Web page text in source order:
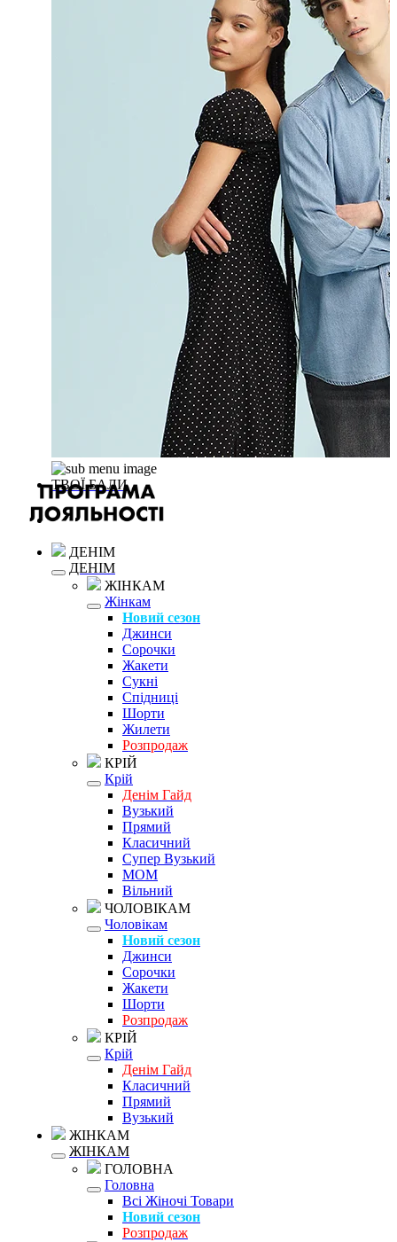
ТВОЇ БАЛИ
ДЕНІМ
ДЕНІМ
ЖІНКАМ
Жінкам
Новий сезон
Джинси
Сорочки
Жакети
Сукні
Спідниці
Шорти
Жилети
Розпродаж
КРІЙ
Крій
Денім Гайд
Вузький
Прямий
Класичний
Супер Вузький
MOM
Вільний
ЧОЛОВІКАМ
Чоловікам
Новий сезон
Джинси
Сорочки
Жакети
Шорти
Розпродаж
КРІЙ
Крій
Денім Гайд
Класичний
Прямий
Вузький
ЖІНКАМ
ЖІНКАМ
ГОЛОВНА
Головна
Всі Жіночі Товари
Новий сезон
Розпродаж